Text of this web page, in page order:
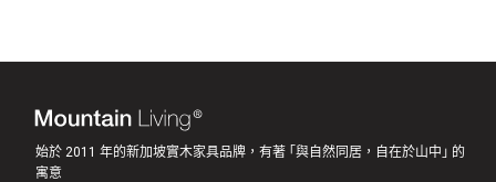
始於 2011 年的新加坡實木家具品牌，有著 ｢與自然同居，自在於山中｣ 的
寓意